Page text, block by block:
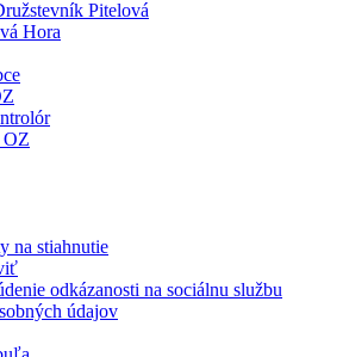
Pitelová
Hora
OZ
na stiahnutie
odkázanosti na sociálnu službu
údajov